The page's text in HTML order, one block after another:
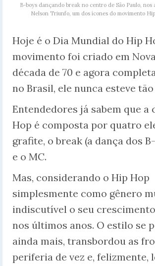
B-boys dançando break no centro de São Paulo, nos
Nelson Triunfo, um dos ícones do movimento
Hoje é o Dia Mundial do Hip
movimento foi criado em
década de 70 e agora
no Brasil, ele nunca esteve tão
Entendedores já sabem que a
Hop é composta por quatro
grafite, o break (a dança dos
e o MC.
Mas, considerando o Hip Hop
simplesmente como gênero
indiscutível o seu
nos últimos anos. O estilo se
ainda mais, transbordou as
periferia de vez e, felizmente,